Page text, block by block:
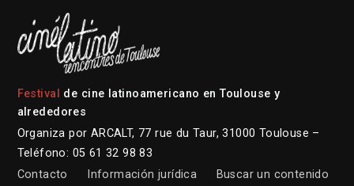
Festival
de cine latinoamericano en Toulouse y
alrededores
Organiza por ARCALT, 77 rue du Taur, 31000 Toulouse –
Teléfono: 05 61 32 98 83
Contacto
Información jurídica Buscar un contenido